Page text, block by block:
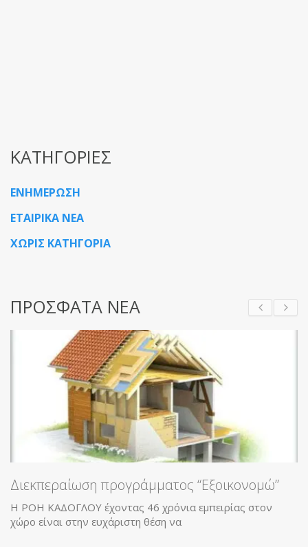
ΚΑΤΗΓΟΡΙΕΣ
ΕΝΗΜΕΡΩΣΗ
ΕΤΑΙΡΙΚΑ ΝΕΑ
ΧΩΡΙΣ ΚΑΤΗΓΟΡΙΑ
ΠΡΟΣΦΑΤΑ ΝΕΑ
Διεκπεραίωση προγράμματος “Εξοικονομώ”
Η ΡΟΗ ΚΑΔΟΓΛΟΥ έχοντας 46 χρόνια εμπειρίας στον
χώρο είναι στην ευχάριστη θέση να